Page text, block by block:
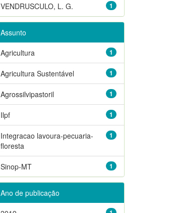
1
VENDRUSCULO, L. G.
Assunto
1
Agricultura
1
Agricultura Sustentável
1
Agrossilvipastoril
1
Ilpf
1
Integracao lavoura-pecuaria-
floresta
1
Sinop-MT
Ano de publicação